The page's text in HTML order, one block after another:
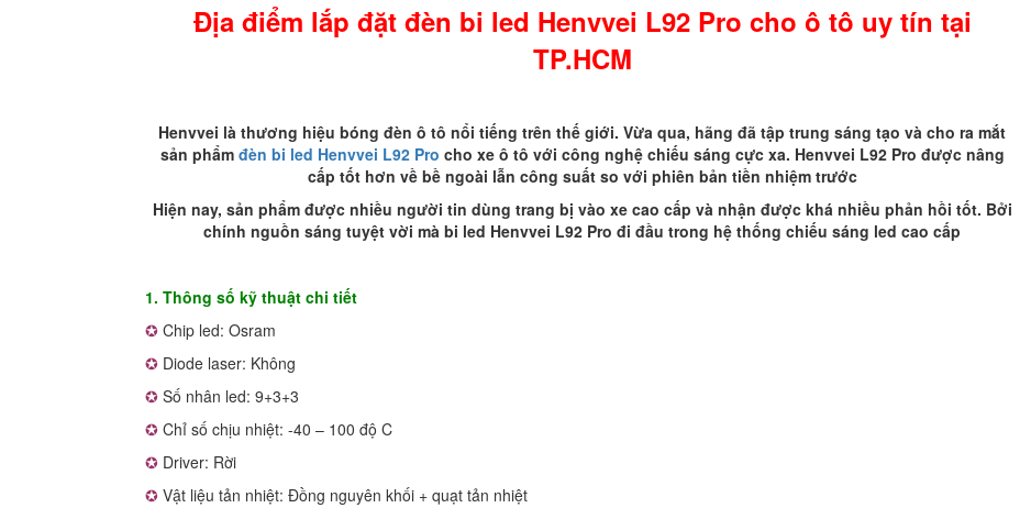
tô
uy
tín
số
lượng
Địa điểm lắp đặt đèn bi led Henvvei L92 Pro cho ô tô uy tín tại
TP.HCM
Henvvei là thương hiệu bóng đèn ô tô nổi tiếng trên thế giới. Vừa qua, hãng đã tập trung sáng tạo và cho ra mắt
sản phẩm đèn bi led Henvvei L92 Pro cho xe ô tô với công nghệ chiếu sáng cực xa. Henvvei L92 Pro được nâng
cấp tốt hơn về bề ngoài lẫn công suất so với phiên bản tiền nhiệm trước
Hiện nay, sản phẩm được nhiều người tin dùng trang bị vào xe cao cấp và nhận được khá nhiều phản hồi tốt. Bởi
chính nguồn sáng tuyệt vời mà bi led Henvvei L92 Pro đi đầu trong hệ thống chiếu sáng led cao cấp
1. Thông số kỹ thuật chi tiết
✪ Chip led: Osram
✪ Diode laser: Không
✪ Số nhân led: 9+3+3
✪ Chỉ số chịu nhiệt: -40 – 100 độ C
✪ Driver: Rời
✪ Vật liệu tản nhiệt: Đồng nguyên khối + quạt tản nhiệt